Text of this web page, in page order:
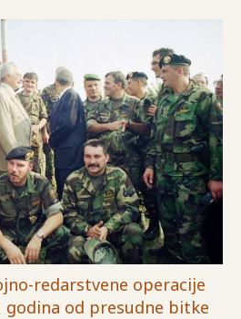
redarstvene operacije
godina od presudne bitke